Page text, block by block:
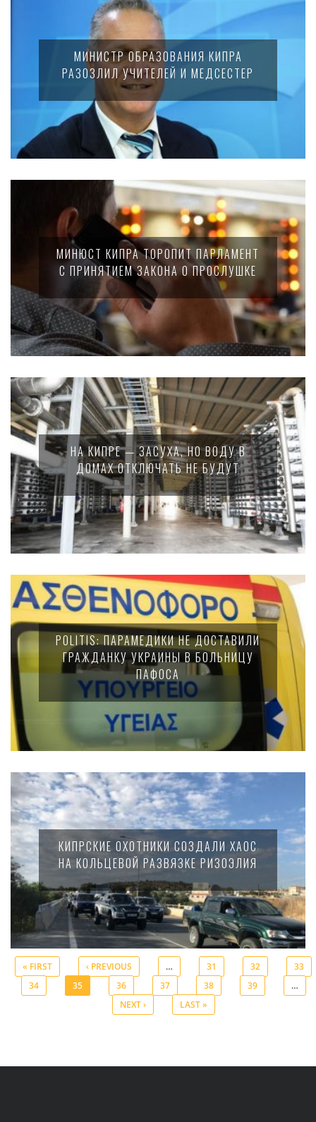
МИНИСТР ОБРАЗОВАНИЯ КИПРА
РАЗОЗЛИЛ УЧИТЕЛЕЙ И МЕДСЕСТЕР
МИНЮСТ КИПРА ТОРОПИТ ПАРЛАМЕНТ
С ПРИНЯТИЕМ ЗАКОНА О ПРОСЛУШКЕ
НА КИПРЕ — ЗАСУХА, НО ВОДУ В
ДОМАХ ОТКЛЮЧАТЬ НЕ БУДУТ
POLITIS: ПАРАМЕДИКИ НЕ ДОСТАВИЛИ
ГРАЖДАНКУ УКРАИНЫ В БОЛЬНИЦУ
ПАФОСА
КИПРСКИЕ ОХОТНИКИ СОЗДАЛИ ХАОС
НА КОЛЬЦЕВОЙ РАЗВЯЗКЕ РИЗОЭЛИЯ
Pages
« FIRST ‹ PREVIOUS … 31 32
33
34
35 36 37 38 39
…
NEXT ›
LAST »